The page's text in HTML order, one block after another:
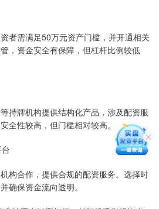
者需满足50万元资产门槛，并开通相关
，资金安全有保障，但杠杆比例较低
持牌机构提供结构化产品，涉及配资服
全性较高，但门槛相对较高。
构合作，提供合规的配资服务。选择时
确保资金流向透明。